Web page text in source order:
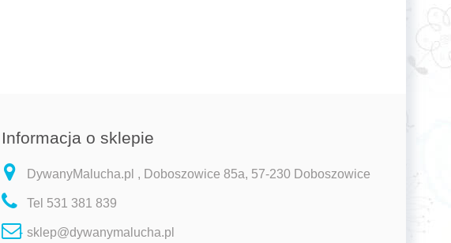
Informacja o sklepie
DywanyMalucha.pl , Doboszowice 85a, 57-230 Doboszowice
Tel 531 381 839
sklep@dywanymalucha.pl